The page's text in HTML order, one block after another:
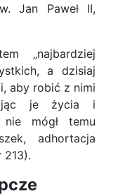
Jan Paweł II,
„najbardziej
a dzisiaj
aby robić z nimi
je życia i
mógł temu
adhortacja
213).